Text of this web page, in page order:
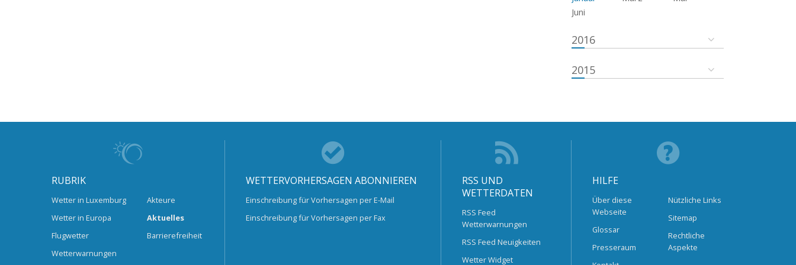
Juni
2016
2015
RUBRIK
Wetter in Luxemburg
Wetter in Europa
Flugwetter
Wetterwarnungen
Akteure
Aktuelles
Barrierefreiheit
WETTERVORHERSAGEN ABONNIEREN
Einschreibung für Vorhersagen per E-Mail
Einschreibung für Vorhersagen per Fax
RSS UND
WETTERDATEN
RSS Feed
Wetterwarnungen
RSS Feed Neuigkeiten
Wetter Widget
HILFE
Über diese
Webseite
Glossar
Presseraum
Nützliche Links
Sitemap
Rechtliche
Aspekte